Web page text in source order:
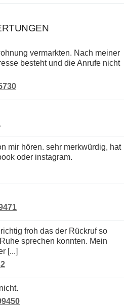
besteht und die Anrufe nicht
oder instagram.
sprechen konnten. Mein
[...]